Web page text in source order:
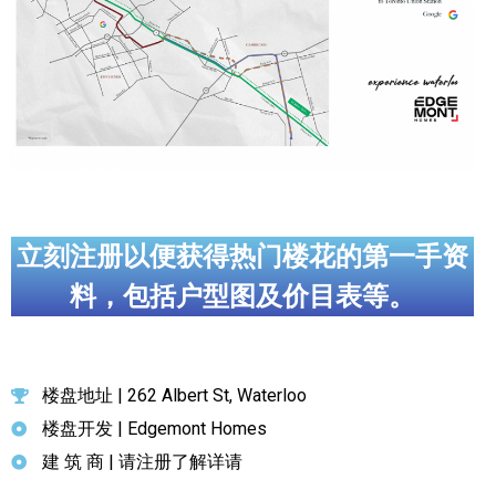
立刻注册以便获得热门楼花的第一手资
料，包括户型图及价目表等。
楼盘地址 | 262 Albert St, Waterloo
楼盘开发 | Edgemont Homes
建 筑 商 | 请注册了解详请